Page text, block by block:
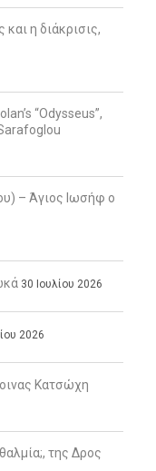
η διάκρισις,
“Odysseus”,
– Άγιος Ιωσήφ ο
30 Ιουλίου 2026
2026
Κατσώχη
της Δρος